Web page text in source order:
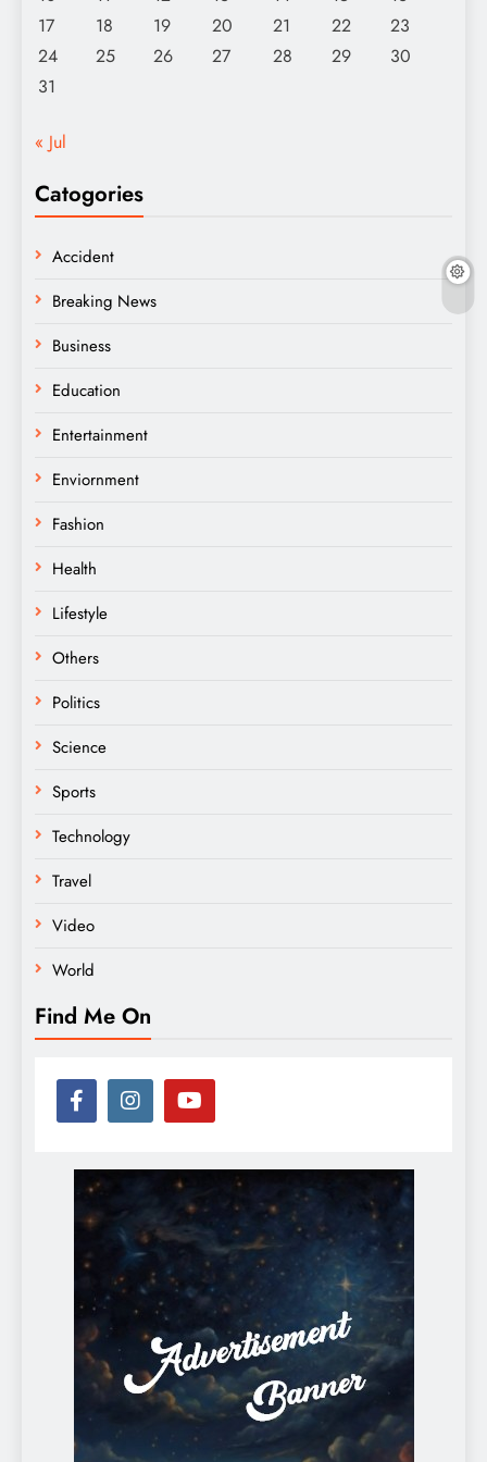
17
18 19 20 21 22
23
24
25 26 27 28 29
30
31
« Jul
Catogories
Accident
Breaking News
Business
Education
Entertainment
Enviornment
Fashion
Health
Lifestyle
Others
Politics
Science
Sports
Technology
Travel
Video
World
Find Me On